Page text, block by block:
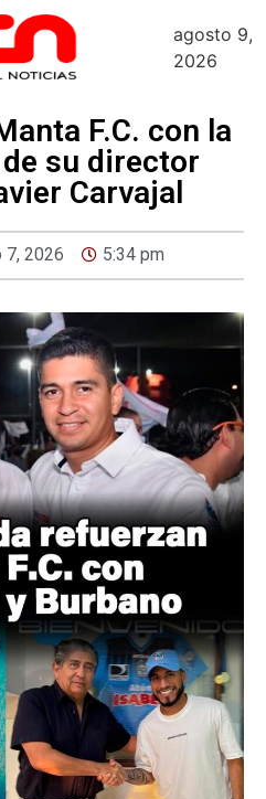
agosto 9,
2026
F.C. con la
su director
Carvajal
7, 2026 5:34 pm